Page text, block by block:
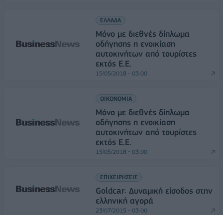
ΕΛΛΑΔΑ
Μόνο με διεθνές δίπλωμα
οδήγησης η ενοικίαση
αυτοκινήτων από τουρίστες
εκτός Ε.Ε.
15/05/2018 - 03:00
ΟΙΚΟΝΟΜΙΑ
Μόνο με διεθνές δίπλωμα
οδήγησης η ενοικίαση
αυτοκινήτων από τουρίστες
εκτός Ε.Ε.
15/05/2018 - 03:00
ΕΠΙΧΕΙΡΗΣΕΙΣ
Goldcar: Δυναμική είσοδος στην
ελληνική αγορά
23/07/2015 - 03:00